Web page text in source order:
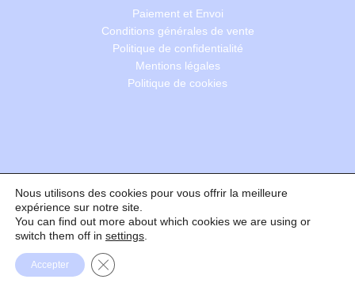
Paiement et Envoi
Conditions générales de vente
Politique de confidentialité
Mentions légales
Politique de cookies
Recherche
Nous utilisons des cookies pour vous offrir la meilleure
expérience sur notre site.
You can find out more about which cookies we are using or
switch them off in settings
Accepter Fermer la bannière des cookies GDPR